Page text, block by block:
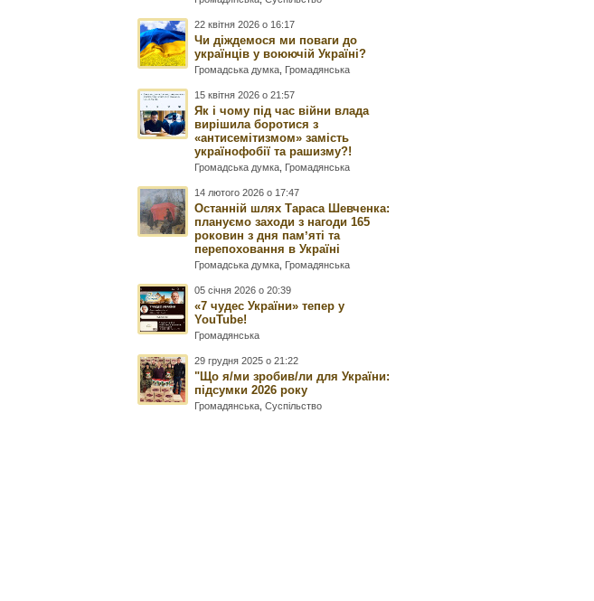
22 квітня 2026 о 16:17
Чи діждемося ми поваги до
українців у воюючій Україні?
Громадська думка Громадянська
15 квітня 2026 о 21:57
Як і чому під час війни влада
вирішила боротися з
«антисемітизмом» замість
українофобії та рашизму?!
Громадська думка Громадянська
14 лютого 2026 о 17:47
Останній шлях Тараса Шевченка:
плануємо заходи з нагоди 165
роковин з дня памʼяті та
перепоховання в Україні
Громадська думка Громадянська
05 січня 2026 о 20:39
«7 чудес України» тепер у
YouTube!
Громадянська
29 грудня 2025 о 21:22
"Що я/ми зробив/ли для України:
підсумки 2026 року
Громадянська ,Суспільство